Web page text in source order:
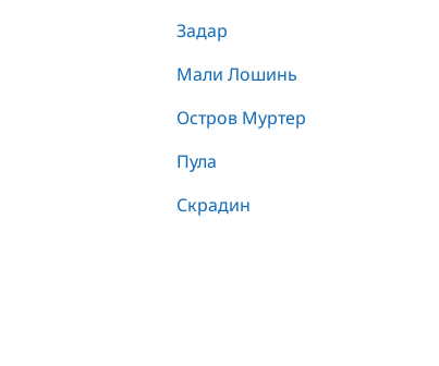
Задар
Мали Лошинь
Остров Муртер
Пула
Скрадин